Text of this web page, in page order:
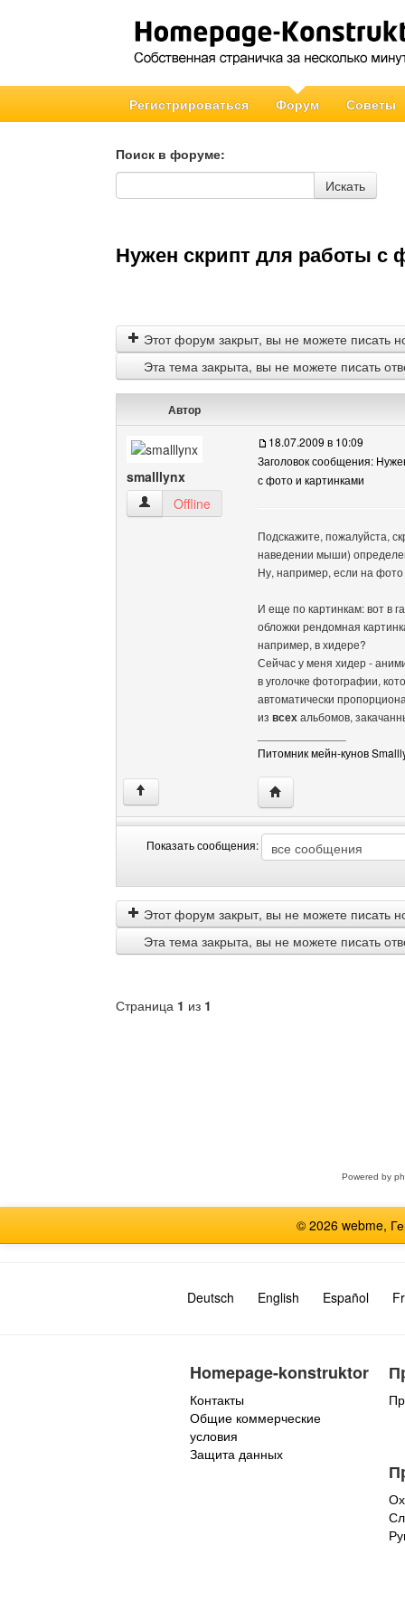
Регистрироваться Форум Советы
Поиск в форуме:
Поиск в форуме
Искать
Нужен скрипт для работы с
Этот форум закрыт, вы не можете писать
Эта тема закрыта, вы не можете писать
Автор
smalllynx
smalllynx Посмотреть профиль
Offline
18.07.2009 в 10:09
Заголовок сообщения:
с фото и картинками
Подскажите, пожалуйста,
наведении мыши)
Ну, например, если на фото
И еще по картинкам: вот в
обложки рендомная
например, в хидере?
Сейчас у меня хидер -
в уголочке фотографии,
автоматически
из всехальбомов,
Питомник мейн-кунов
↑ Посетить сайт
Показать сообщения:
сообщения
by
Этот форум закрыт, вы не можете писать
Эта тема закрыта, вы не можете писать
Страница 1 из 1
Powered by
© 2026 webme,
Deutsch English Español
Homepage-konstruktor
Контакты
Общие коммерческие
условия
Защита данных